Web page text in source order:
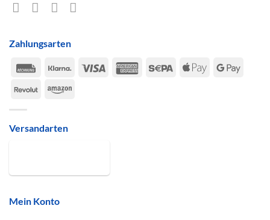
Mein Konto
Zahlungsarten
Rechung
Klarna Visa
American Sepa
Apple
Google
RevolutAmazon
Versandarten